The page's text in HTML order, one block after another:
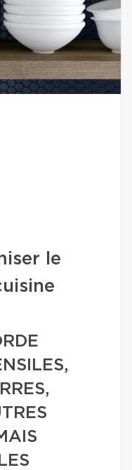
le